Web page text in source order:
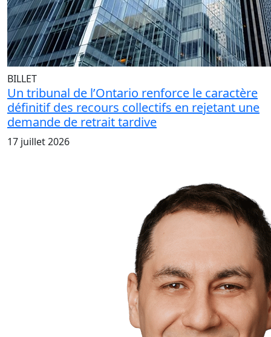
BILLET
Un tribunal de l’Ontario renforce le caractère
définitif des recours collectifs en rejetant une
demande de retrait tardive
17 juillet 2026